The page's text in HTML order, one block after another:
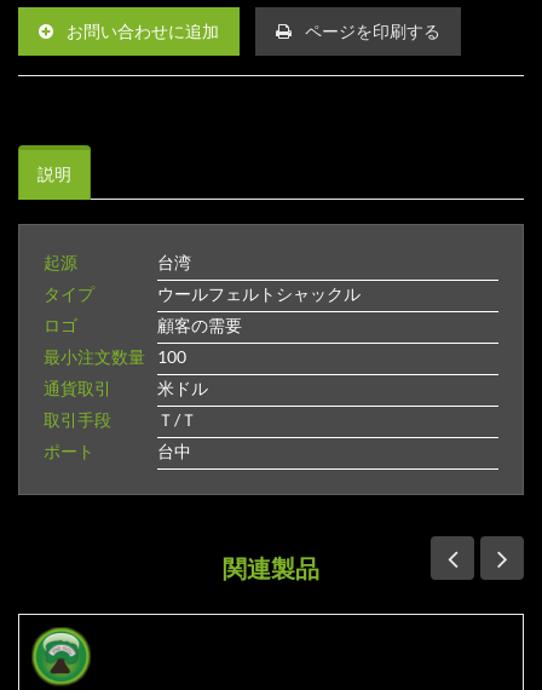
お問い合わせに追加 ページを印刷する
説明
起源
台湾
タイプ
ウールフェルトシャックル
ロゴ
顧客の需要
最小注文数量
100
通貨取引
米ドル
取引手段
Ｔ/Ｔ
ポート
台中
関連製品